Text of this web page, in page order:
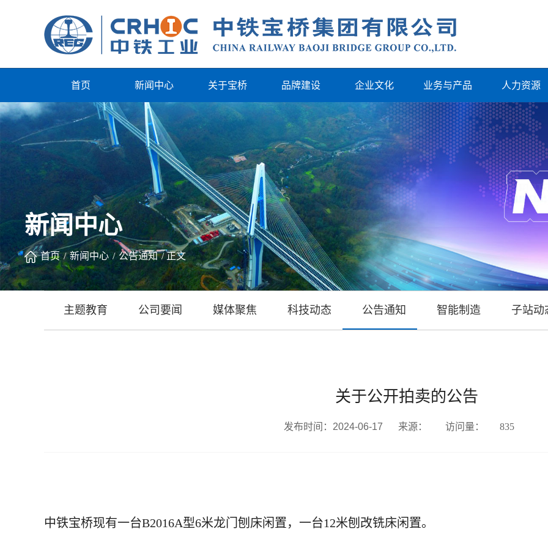
首页 新闻中心 关于宝桥 品牌建设 企业文化 业务与产品 人力资源
新闻中心
首页 / 新闻中心 / 公告通知 /正文
主题教育 公司要闻 媒体聚焦 科技动态 公告通知 智能制造 子站动
关于公开拍卖的公告
发布时间：2024-06-17 来源： 访问量： 835
中铁宝桥现有一台B2016A型6米龙门刨床闲置， 一台12米刨改铣床闲置。